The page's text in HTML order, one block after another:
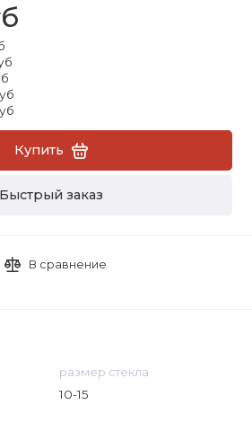
Купить
Быстрый заказ
В сравнение
размер стекла
10-15